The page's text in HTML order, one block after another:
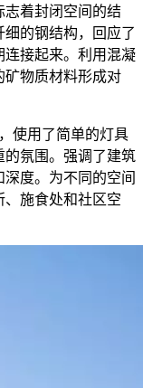
着封闭空间的结
的钢结构，回应了
连接起来。利用混凝
矿物质材料形成对
使用了简单的灯具
的氛围。强调了建筑
度。为不同的空间
施食处和社区空